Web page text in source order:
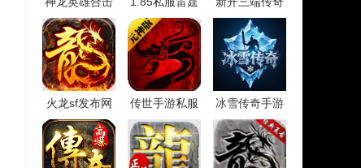
火龙sf发布网 传世手游私服 冰雪传奇手游